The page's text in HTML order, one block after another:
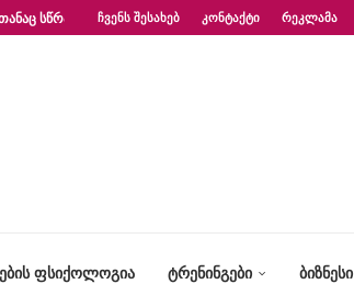
ᲡᲬᲠᲐᲤᲐᲓ?“ – ᲤᲡᲘᲥᲝᲚᲝᲒᲘᲡ...
ᲩᲕᲔᲜᲡ ᲨᲔᲡᲐᲮᲔᲑ ᲙᲝᲜᲢᲐᲥᲢᲘ ᲠᲔᲙᲚᲐᲛᲐ
ᲤᲡᲘᲥᲝᲚᲝᲒᲘᲐ ᲢᲠᲔᲜᲘᲜᲒᲔᲑᲘ ᲑᲘᲖᲜᲔᲡᲘ